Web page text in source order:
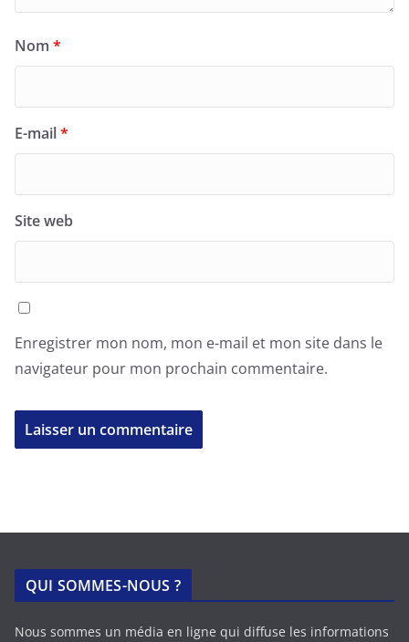
Nom *
E-mail*
Site web
Enregistrer mon nom, mon e-mail et mon site dans le
navigateur pour mon prochain commentaire.
QUI SOMMES-NOUS ?
Nous sommes un média en ligne qui diffuse les informations